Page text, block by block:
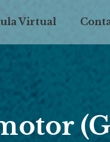
Virtual